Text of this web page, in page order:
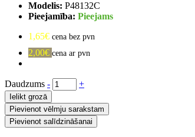
Modelis: P48132C
Pieejamība: Pieejams
1,65€ cena bez pvn
2,00€ cena ar pvn
Daudzums - +
Ielikt grozā
Pievienot vēlmju sarakstam
Pievienot salīdzināšanai